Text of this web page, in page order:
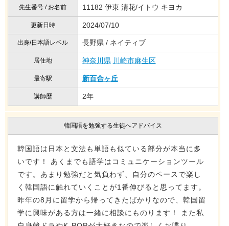
先生番号 / お名前 11182 伊東 清花/イトウ キヨカ
更新日時 2024/07/10
出身/日本語レベル 長野県 / ネイティブ
居住地 神奈川県 川崎市麻生区
最寄駅 新百合ヶ丘
講師歴 2年
韓国語を勉強する生徒へアドバイス
韓国語は日本と文法も単語も似ている部分が本当に多
いです！ あくまでも語学はコミュニケーションツール
です。あまり勉強だと気負わず、自分のペースで楽し
く韓国語に触れていくことが1番伸びると思ってます。
昨年の8月に留学から帰ってきたばかりなので、韓国留
学に興味がある方は一緒に相談にものります！ また私